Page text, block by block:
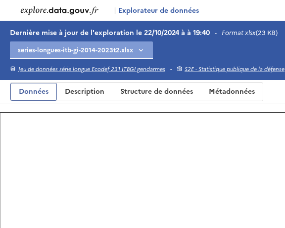
| Explorateur de données
Dernière mise à jour de l'exploration le 22/10/2024 à à 19:40 - Format xlsx(23 KB)
Jeu de données série longue Ecodef 231 ITBGI gendarmes - S2E - Statistique publique de la défense
Données Description Structure de données Métadonnées